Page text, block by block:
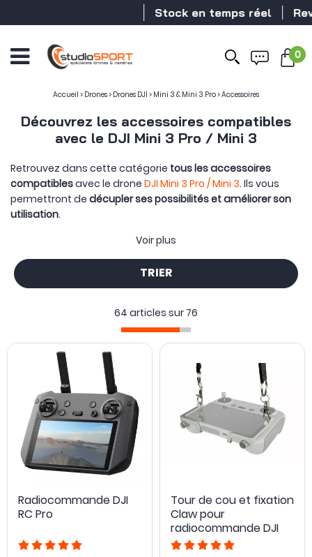
Stock en temps réel Revendeur
0
Accueil > Drones> Drones DJI > Mini 3 & Mini 3 Pro>Accessoires
Découvrez les accessoires compatibles
avec le DJI Mini 3 Pro / Mini 3
Retrouvez dans cette catégorie tous les accessoires
compatiblesavec le drone DJI Mini 3 Pro /Mini 3. Ils vous
permettront de décupler ses possibilités et améliorer son
utilisation.
accessoires officiels DJI conçus pour le DJI Mini 3 Pro /
Mini 3 sont à retrouver ci-dessous. Mais d'autres fabricants
ont conçus des produits pour l'utilisation de ce drone. On
retrouve également des accessoires indispensables pour
décollage / atterrissage, l'assurance DJI Care Refresh
encore le sac LiPo pour protéger labatterie
Si vous avez opté pour laversion classique du DJI Mini 3 Pro
ou sa version sans radiocommande
, vous pourriez
être intéressé par la radiocommande DJI RC
, elle offre un
grand écran lumineuxet vous permet de vous passer de
votre smartphone durant vos sessions de vol avec le DJI
Mini 3 Pro.
Voir plus
TRIER
64 articles sur 76
Radiocommande DJI
RC Pro
Tour de cou et fixation
Claw pour
radiocommande DJI
RC / RC 2 - LifThor